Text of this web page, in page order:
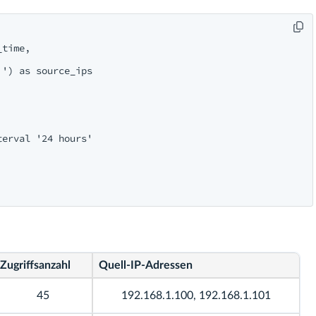
as source_ips
'24 hours'
Zugriffsanzahl Quell-IP-Adressen
45 192.168.1.100, 192.168.1.101